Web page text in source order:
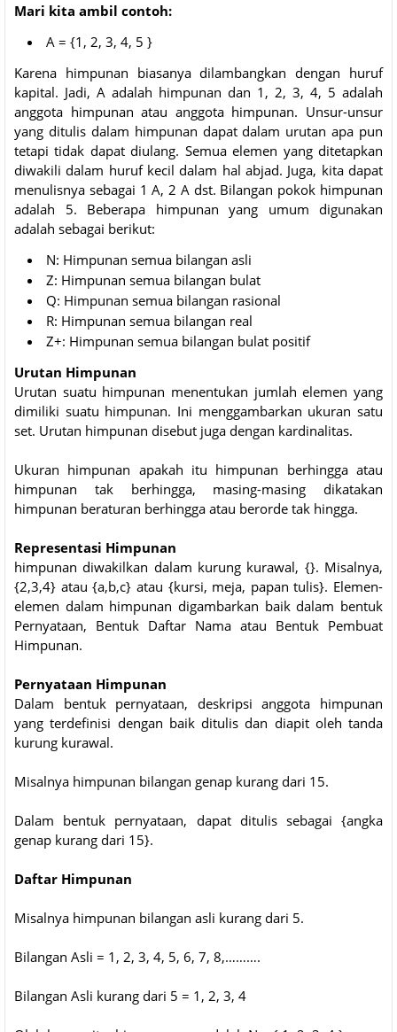
Mari kita ambil contoh:
A = {1, 2, 3, 4, 5 }
Karena himpunan biasanya dilambangkan dengan huruf
kapital. Jadi, A adalah himpunan dan 1, 2, 3, 4, 5 adalah
anggota himpunan atau anggota himpunan. Unsur-unsur
yang ditulis dalam himpunan dapat dalam urutan apa pun
tetapi tidak dapat diulang. Semua elemen yang ditetapkan
diwakili dalam huruf kecil dalam hal abjad. Juga, kita dapat
menulisnya sebagai 1 A, 2 A dst. Bilangan pokok himpunan
adalah 5. Beberapa himpunan yang umum digunakan
adalah sebagai berikut:
N: Himpunan semua bilangan asli
Z: Himpunan semua bilangan bulat
Q: Himpunan semua bilangan rasional
R: Himpunan semua bilangan real
Z+: Himpunan semua bilangan bulat positif
Urutan Himpunan
Urutan suatu himpunan menentukan jumlah elemen yang
dimiliki suatu himpunan. Ini menggambarkan ukuran satu
set. Urutan himpunan disebut juga dengan kardinalitas.
Ukuran himpunan apakah itu himpunan berhingga atau
himpunan tak berhingga, masing-masing dikatakan
himpunan beraturan berhingga atau berorde tak hingga.
Representasi Himpunan
himpunan diwakilkan dalam kurung kurawal, {}. Misalnya,
{2,3,4} atau {a,b,c} atau {kursi, meja, papan tulis}. Elemen-
elemen dalam himpunan digambarkan baik dalam bentuk
Pernyataan, Bentuk Daftar Nama atau Bentuk Pembuat
Himpunan.
Pernyataan Himpunan
Dalam bentuk pernyataan, deskripsi anggota himpunan
yang terdefinisi dengan baik ditulis dan diapit oleh tanda
kurung kurawal.
Misalnya himpunan bilangan genap kurang dari 15.
Dalam bentuk pernyataan, dapat ditulis sebagai {angka
genap kurang dari 15}.
Daftar Himpunan
Misalnya himpunan bilangan asli kurang dari 5.
Bilangan Asli = 1, 2, 3, 4, 5, 6, 7, 8,……….
Bilangan Asli kurang dari 5 = 1, 2, 3, 4